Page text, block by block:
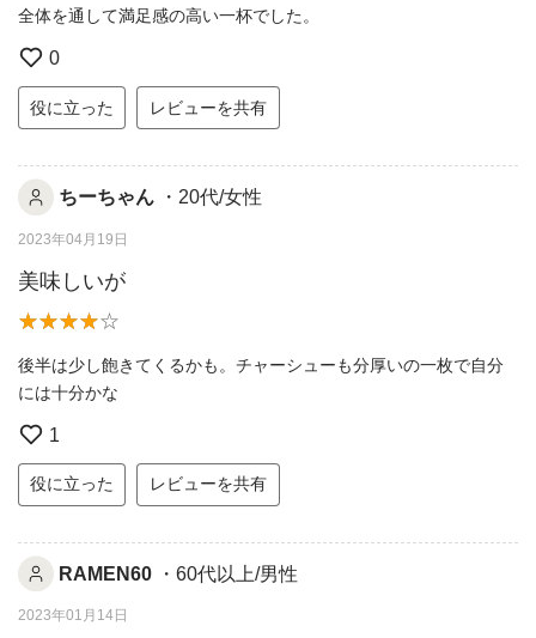
全体を通して満足感の高い一杯でした。
0
役に立った レビューを共有
ちーちゃん ・20代/女性
2023年04月19日
美味しいが
後半は少し飽きてくるかも。チャーシューも分厚いの一枚で自分
には十分かな
1
役に立った レビューを共有
RAMEN60 ・60代以上/男性
2023年01月14日